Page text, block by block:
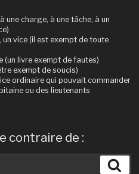
une charge, à une tâche, à un
vice (il est exempt de toute
(un livre exempt de fautes)
exempt de soucis)
ordinaire qui pouvait commander
ou des lieutenants
contraire de :